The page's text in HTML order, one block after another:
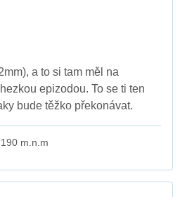
a to si tam měl na
epizodou. To se ti ten
bude těžko překonávat.
m.n.m